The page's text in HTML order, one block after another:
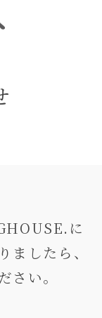
に
ましたら、
さい。